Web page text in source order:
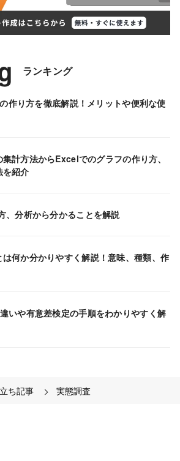
ランキング
作り方を徹底解説！メリットや便利な使
計方法からExcelでのグラフの作り方、
を紹介
、分析から分かることを解説
何か分かりやすく解説！意味、種類、作
いや有意差検定の手順をわかりやすく解
ち記事 実態調査